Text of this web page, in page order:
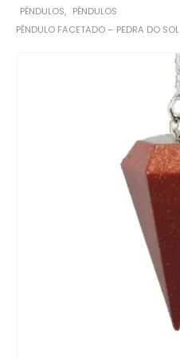
PÊNDULOS, PÊNDULOS
PÊNDULO FACETADO – PEDRA DO SOL